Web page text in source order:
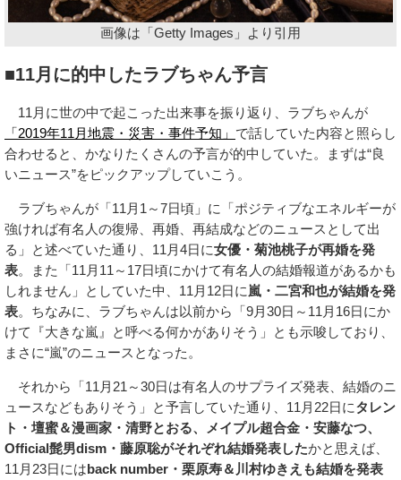
画像は「Getty Images」より引用
■11月に的中したラブちゃん予言
11月に世の中で起こった出来事を振り返り、ラブちゃんが
「2019年11月地震・災害・事件予知」 で話していた内容と照らし
合わせると、かなりたくさんの予言が的中していた。まずは“良
いニュース”をピックアップしていこう。
ラブちゃんが「11月1～7日頃」に「ポジティブなエネルギーが
強ければ有名人の復帰、再婚、再結成などのニュースとして出
る」と述べていた通り、11月4日に女優・菊池桃子が再婚を発
表。また「11月11～17日頃にかけて有名人の結婚報道があるかも
しれません」としていた中、11月12日に嵐・二宮和也が結婚を発
表。ちなみに、ラブちゃんは以前から「9月30日～11月16日にか
けて『大きな嵐』と呼べる何かがありそう」とも示唆しており、
まさに“嵐”のニュースとなった。
それから「11月21～30日は有名人のサプライズ発表、結婚のニ
ュースなどもありそう」と予言していた通り、11月22日にタレン
ト・壇蜜＆漫画家・清野とおる、メイプル超合金・安藤なつ、
Official髭男dism・藤原聡がそれぞれ結婚発表したかと思えば、
11月23日にはback number・栗原寿＆川村ゆきえも結婚を発表